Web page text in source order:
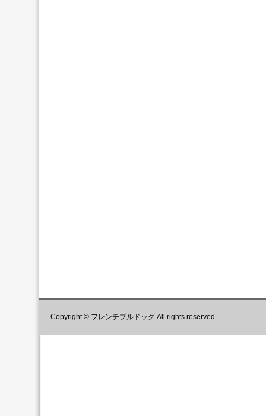
Copyright © フレンチブルドッグ All rights reserved.